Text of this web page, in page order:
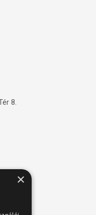
8.
×